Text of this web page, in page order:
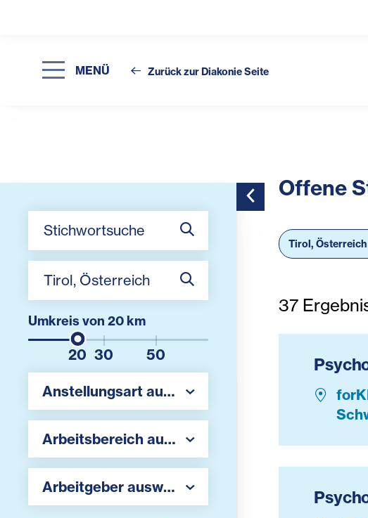
MENÜ Zurück zur Diakonie Seite
Toggle Sidebar
Arbeitsort
Umkreis von 20 km
20 30 50
Region auswählen
Anstellungsart auswählen
Region auswählen
Arbeitsbereich auswählen
Arbeitgeber auswählen
Arbeitgeber auswählen
Offene
Tirol,
37